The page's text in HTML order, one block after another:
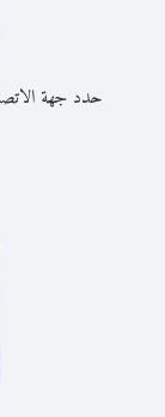
حدد جهة